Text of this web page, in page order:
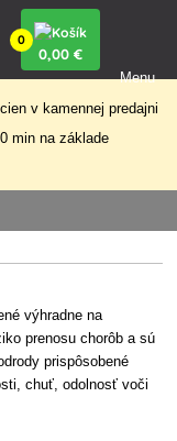
v kamennej predajni
min na základe
0
0,00 €
Menu
výhradne na
prenosu chorôb a sú
prispôsobené
chuť, odolnosť voči